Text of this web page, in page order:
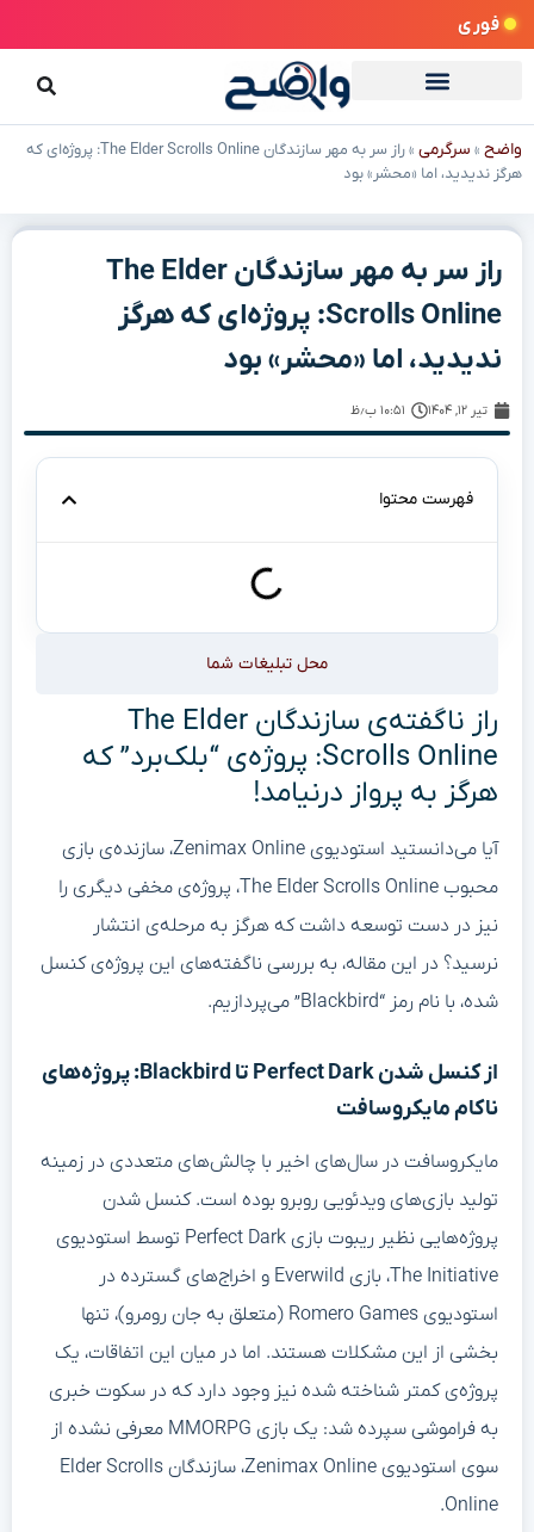
فوری
واضح » سرگرمی »
راز سر به مهر سازندگان The Elder Scrolls Online: پروژه‌ای که
هرگز ندیدید، اما «محشر» بود
راز سر به مهر سازندگان The Elder
Scrolls Online: پروژه‌ای که هرگز
ندیدید، اما «محشر» بود
تیر ۱۲, ۱۴۰۴ ۱۰:۵۱ ب٫ظ
فهرست محتوا
محل تبلیغات شما
راز ناگفته‌ی سازندگان The Elder
Scrolls Online: پروژه‌ی “بلک‌برد” که
هرگز به پرواز درنیامد!
آیا می‌دانستید استودیوی Zenimax Online، سازنده‌ی بازی
محبوب The Elder Scrolls Online، پروژه‌ی مخفی دیگری را
نیز در دست توسعه داشت که هرگز به مرحله‌ی انتشار
نرسید؟ در این مقاله، به بررسی ناگفته‌های این پروژه‌ی کنسل
شده، با نام رمز “Blackbird” می‌پردازیم.
از کنسل شدن Perfect Dark تا Blackbird: پروژه‌های
ناکام مایکروسافت
مایکروسافت در سال‌های اخیر با چالش‌های متعددی در زمینه
تولید بازی‌های ویدئویی روبرو بوده است. کنسل شدن
پروژه‌هایی نظیر ریبوت بازی Perfect Dark توسط استودیوی
The Initiative، بازی Everwild و اخراج‌های گسترده در
استودیوی Romero Games (متعلق به جان رومرو)، تنها
بخشی از این مشکلات هستند. اما در میان این اتفاقات، یک
پروژه‌ی کمتر شناخته شده نیز وجود دارد که در سکوت خبری
به فراموشی سپرده شد: یک بازی MMORPG معرفی نشده از
سوی استودیوی Zenimax Online، سازندگان Elder Scrolls
Online.